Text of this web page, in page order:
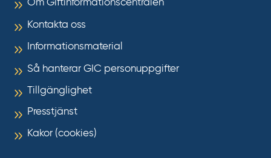
Om Giftinformationscentralen
Kontakta oss
Informationsmaterial
Så hanterar GIC personuppgifter
Tillgänglighet
Presstjänst
Kakor (cookies)